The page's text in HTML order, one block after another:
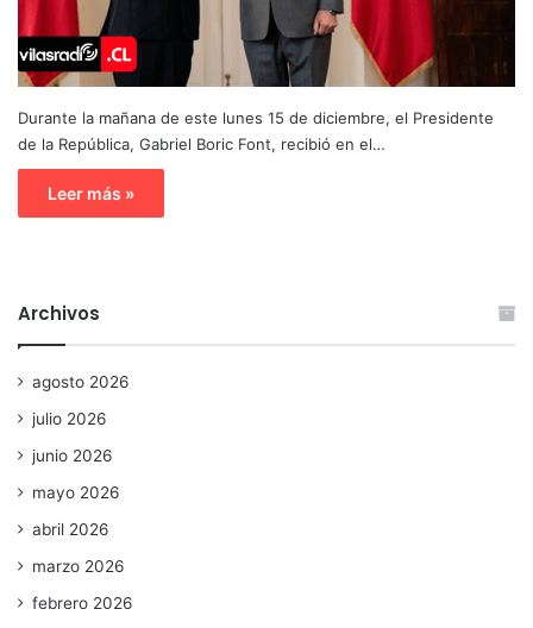
Durante la mañana de este lunes 15 de diciembre, el Presidente
de la República, Gabriel Boric Font, recibió en el…
Leer más »
Archivos
agosto 2026
julio 2026
junio 2026
mayo 2026
abril 2026
marzo 2026
febrero 2026